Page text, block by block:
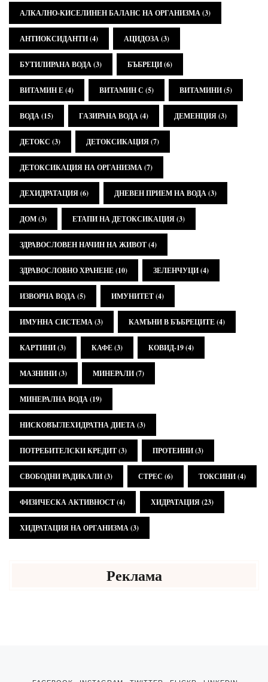
АЛКАЛНО-КИСЕЛИНЕН БАЛАНС НА ОРГАНИЗМА(3)
АНТИОКСИДАНТИ(4) АЦИДОЗА(3)
БУТИЛИРАНА ВОДА(3) БЪБРЕЦИ(6)
ВИТАМИН Е(4) ВИТАМИН С (5) ВИТАМИНИ(5)
ВОДА(15) ГАЗИРАНА ВОДА(4) ДЕМЕНЦИЯ(3)
ДЕТОКС (3) ДЕТОКСИКАЦИЯ(7)
ДЕТОКСИКАЦИЯ НА ОРГАНИЗМА(7)
ДЕХИДРАТАЦИЯ(6) ДНЕВЕН ПРИЕМ НА ВОДА(3)
ДОМ(3) ЕТАПИ НА ДЕТОКСИКАЦИЯ(3)
ЗДРАВОСЛОВЕН НАЧИН НА ЖИВОТ(4)
ЗДРАВОСЛОВНО ХРАНЕНЕ(10) ЗЕЛЕНЧУЦИ(4)
ИЗВОРНА ВОДА(5) ИМУНИТЕТ(4)
ИМУННА СИСТЕМА(3) КАМЪНИ В БЪБРЕЦИТЕ(4)
КАРТИНИ(3) КАФЕ(3) КОВИД-19(4)
МАЗНИНИ(3) МИНЕРАЛИ(7)
МИНЕРАЛНА ВОДА(19)
НИСКОВЪГЛЕХИДРАТНА ДИЕТА(3)
ПОТРЕБИТЕЛСКИ КРЕДИТ(3) ПРОТЕИНИ(3)
СВОБОДНИ РАДИКАЛИ(3) СТРЕС (6) ТОКСИНИ(4)
ФИЗИЧЕСКА АКТИВНОСТ(4) ХИДРАТАЦИЯ(23)
ХИДРАТАЦИЯ НА ОРГАНИЗМА(3)
Реклама